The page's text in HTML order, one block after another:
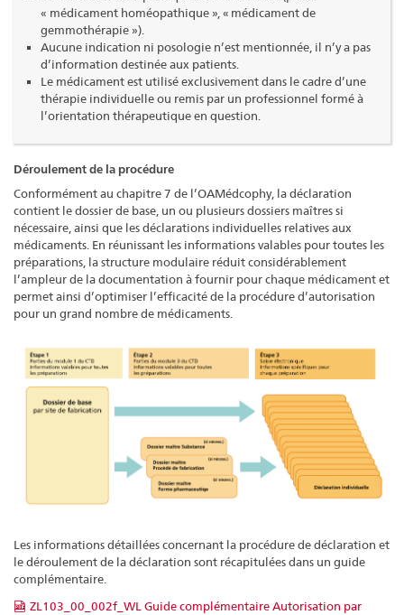
« médicament homéopathique », « médicament de
gemmothérapie »).
Aucune indication ni posologie n’est mentionnée, il n’y a pas
d’information destinée aux patients.
Le médicament est utilisé exclusivement dans le cadre d’une
thérapie individuelle ou remis par un professionnel formé à
l’orientation thérapeutique en question.
Déroulement de la procédure
Conformément au chapitre 7 de l’OAMédcophy, la déclaration
contient le dossier de base, un ou plusieurs dossiers maîtres si
nécessaire, ainsi que les déclarations individuelles relatives aux
médicaments. En réunissant les informations valables pour toutes les
préparations, la structure modulaire réduit considérablement
l’ampleur de la documentation à fournir pour chaque médicament et
permet ainsi d’optimiser l’efficacité de la procédure d’autorisation
pour un grand nombre de médicaments.
Les informations détaillées concernant la procédure de déclaration et
le déroulement de la déclaration sont récapitulées dans un guide
complémentaire.
ZL103_00_002f_WL Guide complémentaire Autorisation par